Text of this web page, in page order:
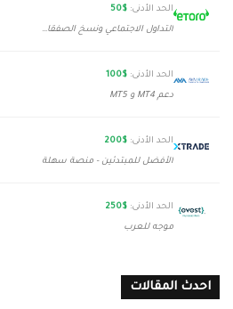
الحد الأدنى: $50
التداول الاجتماعي ونسخ الصفقات
الحد الأدنى: $100
دعم MT4 و MT5
الحد الأدنى: $200
الأفضل للمبتدئين - منصة سهلة
الحد الأدنى: $250
موجه للعرب
احدث المقالات